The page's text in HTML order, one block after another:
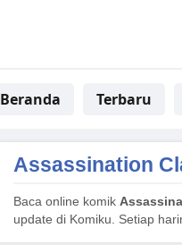
Beranda Terbaru
Assassination
Baca online komik
update di Komiku. Setiap